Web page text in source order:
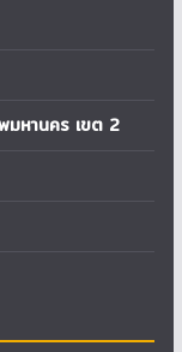
มหานคร เขต 2